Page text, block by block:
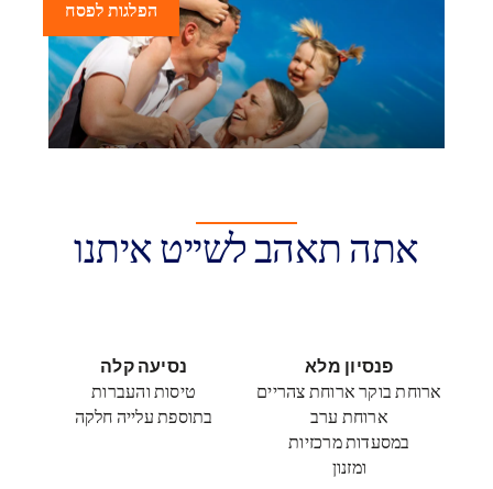
הפלגות לפסח
אתה תאהב לשייט איתנו
נסיעה קלה
טיסות והעברות
בתוספת עלייה חלקה
פנסיון מלא
ארוחת בוקר ארוחת צהריים
ארוחת ערב
במסעדות מרכזיות
ומזנון